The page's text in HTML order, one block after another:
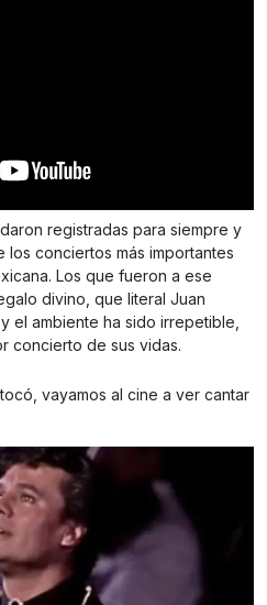
registradas para siempre y
conciertos más importantes
Los que fueron a ese
divino, que literal Juan
el ambiente ha sido irrepetible,
concierto de sus vidas.
vayamos al cine a ver cantar